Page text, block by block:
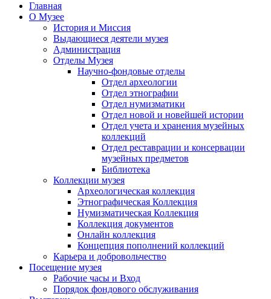
Главная
О Музее
История и Миссия
Выдающиеся деятели музея
Администрация
Отделы Музея
Научно-фондовые отделы
Отдел археологии
Отдел этнографии
Отдел нумизматики
Отдел новой и новейшей истории
Отдел учета и хранения музейных
коллекций
Отдел реставрации и консервации
музейных предметов
Библиотека
Коллекции музея
Археологическая коллекция
Этнографическая Коллекция
Нумизматическая Коллекция
Коллекция документов
Онлайн коллекция
Концепция пополнений коллекций
Карьера и добровольчество
Посещение музея
Рабочие часы и Вход
Порядок фондового обслуживания